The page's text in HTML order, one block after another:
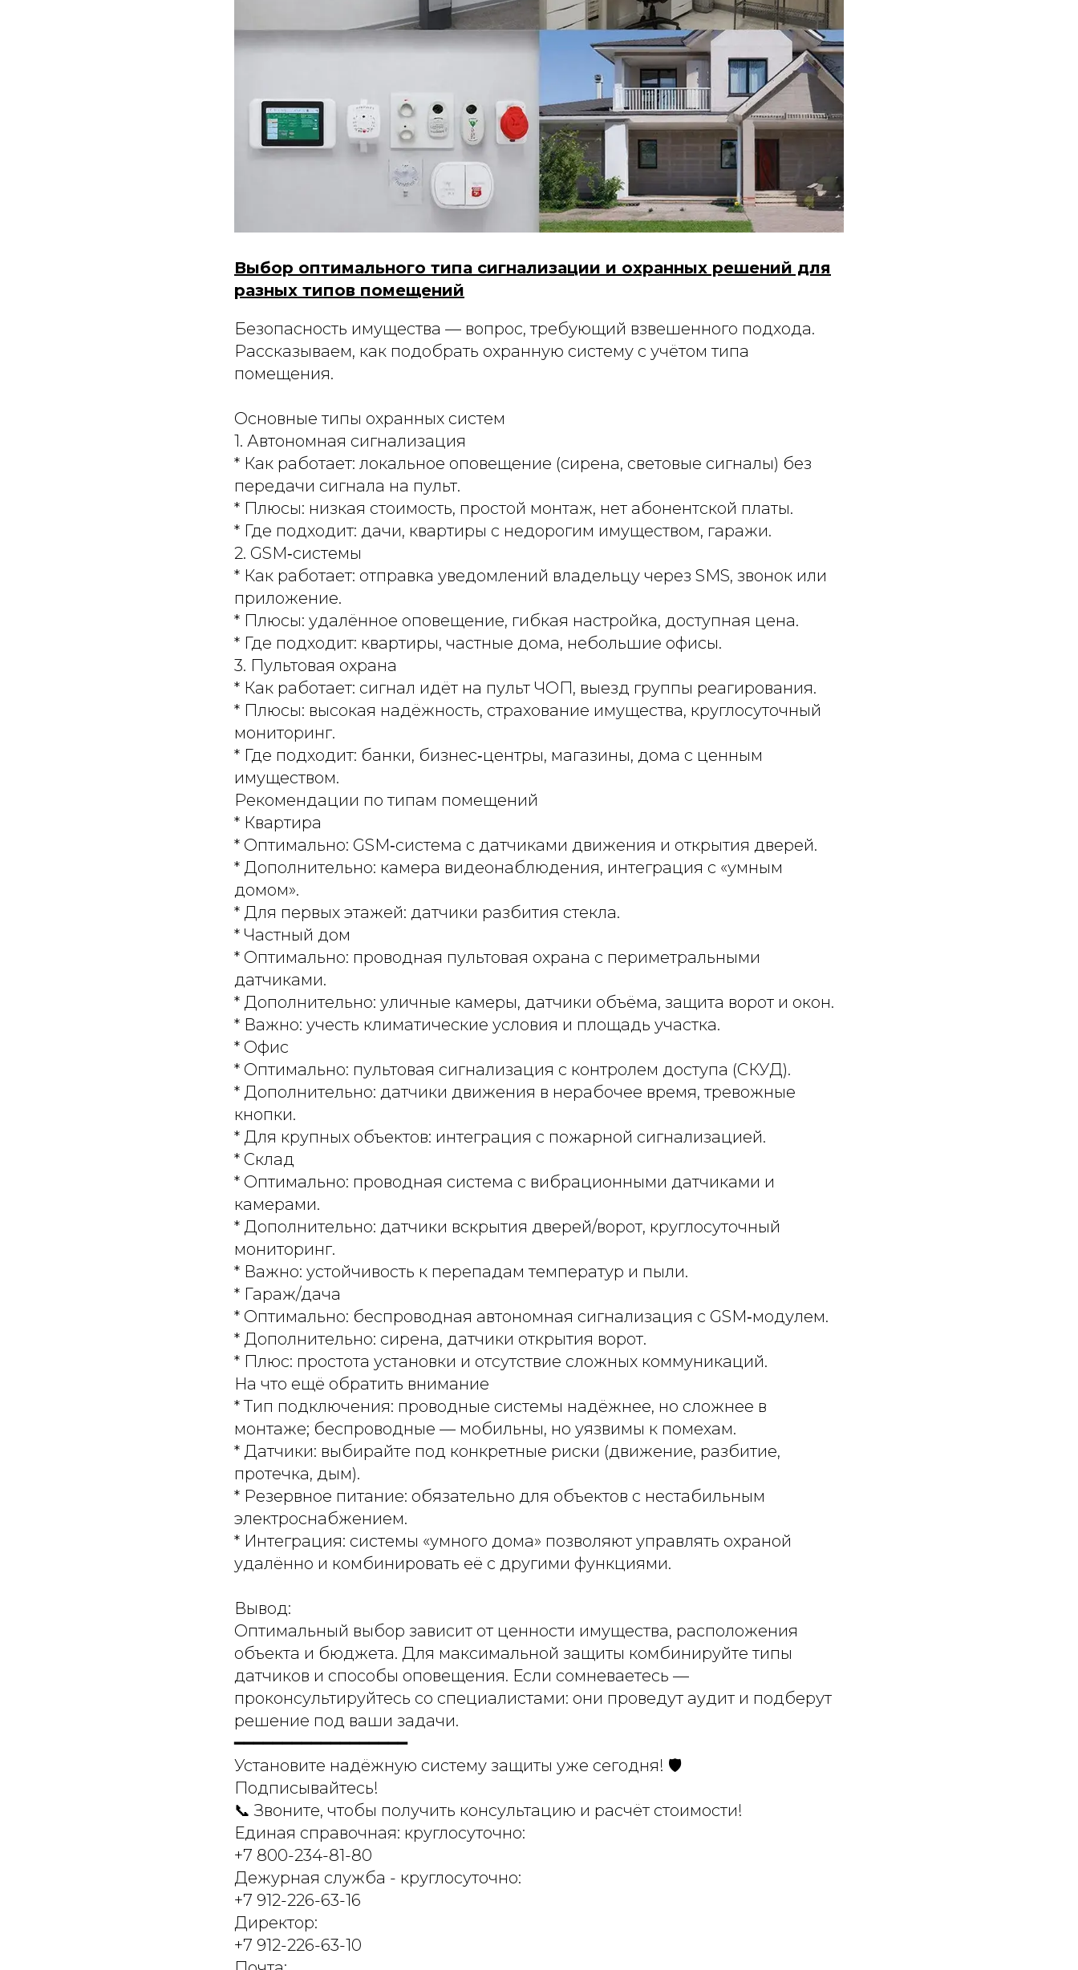
Выбор оптимального типа сигнализации и охранных решений для
разных типов помещений
Безопасность имущества — вопрос, требующий взвешенного подхода.
Рассказываем, как подобрать охранную систему с учётом типа
помещения.
Основные типы охранных систем
1. Автономная сигнализация
* Как работает: локальное оповещение (сирена, световые сигналы) без
передачи сигнала на пульт.
* Плюсы: низкая стоимость, простой монтаж, нет абонентской платы.
* Где подходит: дачи, квартиры с недорогим имуществом, гаражи.
2. GSM‑системы
* Как работает: отправка уведомлений владельцу через SMS, звонок или
приложение.
* Плюсы: удалённое оповещение, гибкая настройка, доступная цена.
* Где подходит: квартиры, частные дома, небольшие офисы.
3. Пультовая охрана
* Как работает: сигнал идёт на пульт ЧОП, выезд группы реагирования.
* Плюсы: высокая надёжность, страхование имущества, круглосуточный
мониторинг.
* Где подходит: банки, бизнес‑центры, магазины, дома с ценным
имуществом.
Рекомендации по типам помещений
* Квартира
* Оптимально: GSM‑система с датчиками движения и открытия дверей.
* Дополнительно: камера видеонаблюдения, интеграция с «умным
домом».
* Для первых этажей: датчики разбития стекла.
* Частный дом
* Оптимально: проводная пультовая охрана с периметральными
датчиками.
* Дополнительно: уличные камеры, датчики объёма, защита ворот и окон.
* Важно: учесть климатические условия и площадь участка.
* Офис
* Оптимально: пультовая сигнализация с контролем доступа (СКУД).
* Дополнительно: датчики движения в нерабочее время, тревожные
кнопки.
* Для крупных объектов: интеграция с пожарной сигнализацией.
* Склад
* Оптимально: проводная система с вибрационными датчиками и
камерами.
* Дополнительно: датчики вскрытия дверей/ворот, круглосуточный
мониторинг.
* Важно: устойчивость к перепадам температур и пыли.
* Гараж/дача
* Оптимально: беспроводная автономная сигнализация с GSM‑модулем.
* Дополнительно: сирена, датчики открытия ворот.
* Плюс: простота установки и отсутствие сложных коммуникаций.
На что ещё обратить внимание
* Тип подключения: проводные системы надёжнее, но сложнее в
монтаже; беспроводные — мобильны, но уязвимы к помехам.
* Датчики: выбирайте под конкретные риски (движение, разбитие,
протечка, дым).
* Резервное питание: обязательно для объектов с нестабильным
электроснабжением.
* Интеграция: системы «умного дома» позволяют управлять охраной
удалённо и комбинировать её с другими функциями.
Вывод:
Оптимальный выбор зависит от ценности имущества, расположения
объекта и бюджета. Для максимальной защиты комбинируйте типы
датчиков и способы оповещения. Если сомневаетесь —
проконсультируйтесь со специалистами: они проведут аудит и подберут
решение под ваши задачи.
━━━━━━━━━━━━━━━━━━
Установите надёжную систему защиты уже сегодня! 🛡️
Подписывайтесь!
📞 Звоните, чтобы получить консультацию и расчёт стоимости!
Единая справочная: круглосуточно:
+7 800-234-81-80
Дежурная служба - круглосуточно:
+7 912-226-63-16
Директор:
+7 912-226-63-10